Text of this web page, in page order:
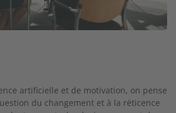
artificielle et de motivation, on pense
du changement et à la réticence